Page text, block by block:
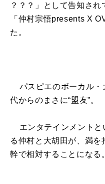
？？？」として告知され
「仲村宗悟presents X
た。
パスピエのボーカル・
代からのまさに“盟友”。
エンタテインメントと
る仲村と大胡田が、満を
幹で相対することになる